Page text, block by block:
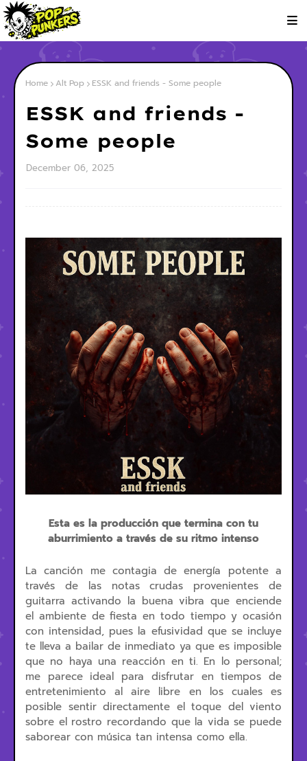
Home Alt Pop ESSK and friends - Some people
ESSK and friends -
Some people
December 06, 2025
Esta es la producción que termina con tu
aburrimiento a través de su ritmo intenso
La canción me contagia de energía potente a
través de las notas crudas provenientes de
guitarra activando la buena vibra que enciende
el ambiente de fiesta en todo tiempo y ocasión
con intensidad, pues la efusividad que se incluye
te lleva a bailar de inmediato ya que es imposible
que no haya una reacción en ti. En lo personal;
me parece ideal para disfrutar en tiempos de
entretenimiento al aire libre en los cuales es
posible sentir directamente el toque del viento
sobre el rostro recordando que la vida se puede
saborear con música tan intensa como ella.